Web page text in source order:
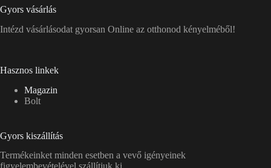
Gyors vásárlás
Intézd vásárlásodat gyorsan Online az otthonod kényelméből!
Hasznos linkek
Magazin
Bolt
Gyors kiszállítás
Termékeinket minden esetben a vevő igényeinek